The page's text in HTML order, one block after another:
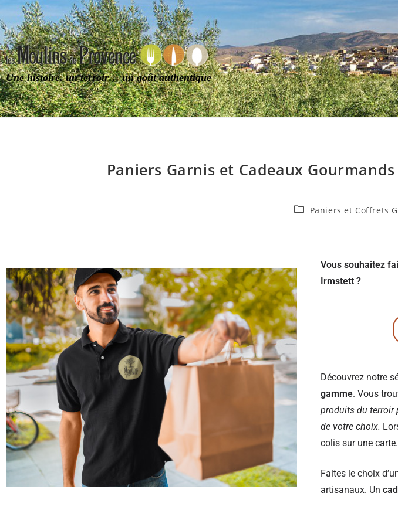
Une histoire, un terroir… un goût authentique
Paniers Garnis et Cadeaux
Paniers et Coffrets
Vous souhaitez
Irmstett ?
Découvrez notre
gamme. Vous
produits du terroir
de votre choix.
colis sur une carte.
Faites le choix
artisanaux. Un